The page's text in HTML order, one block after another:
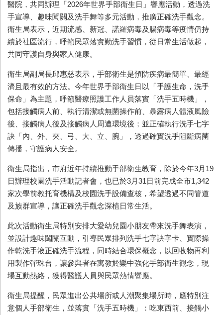
醫院，共同辦理「2026年世界手部衛生日」響應活動，透過洗
手宣導、趣味闖關及洗手舞等多元活動，推廣正確洗手觀念。
衛生局表示，近期流感、新冠、諾羅病毒及腸病毒等疫情仍持
續於社區流行，呼籲民眾落實勤洗手習慣，從日常生活做起，
共同守護自身與家人健康。
衛生局副局長邱惠慈表示，手部衛生是預防疾病最簡單、最經
濟且最有效的方法。今年世界手部衛生日以「手護生命，洗手
保命」為主題，呼籲醫療照護工作人員落實「洗手五時機」，
包括接觸病人前、執行清潔或無菌操作前、暴露病人體液風險
後、接觸病人後及接觸病人周遭環境後；並正確執行洗手七字
訣「內、外、夾、弓、大、立、腕」，透過確實洗手阻斷病菌
傳播，守護病人安全。
衛生局指出，市府近年持續推動手部衛生教育，除於今年3月19
日辦理校園洗手活動記者會，也已於3月31日前完成全市1,342
家次學前教托育機構及校園洗手設備查核，希望透過不同管道
及族群宣導，讓正確洗手觀念深植日常生活。
此次活動衛生局特別安排大愛幼兒園小朋友帶來洗手舞表演，
並設計趣味闖關互動，引導民眾排列洗手七字訣字卡、實際操
作乾洗手液正確洗手流程，同時結合環保概念，以回收物再利
用製作彈珠台，讓參與者在寓教於樂中強化手部衛生觀念，現
場互動熱絡，獲得醫護人員與民眾熱情響應。
衛生局提醒，民眾進出公共場所或人潮聚集場所時，應特別注
意個人手部衛生，並落實「洗手五時機」：吃東西前、接觸小